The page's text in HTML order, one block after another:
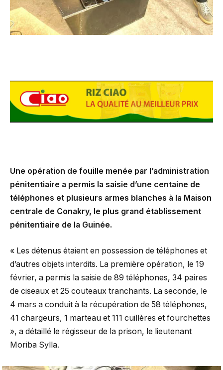
Une opération de fouille menée par l’administration
pénitentiaire a permis la saisie d’une centaine de
téléphones et plusieurs armes blanches à la Maison
centrale de Conakry, le plus grand établissement
pénitentiaire de la Guinée.
« Les détenus étaient en possession de téléphones et
d’autres objets interdits. La première opération, le 19
février, a permis la saisie de 89 téléphones, 34 paires
de ciseaux et 25 couteaux tranchants. La seconde, le
4 mars a conduit à la récupération de 58 téléphones,
41 chargeurs, 1 marteau et 111 cuillères et fourchettes
», a détaillé le régisseur de la prison, le lieutenant
Moriba Sylla.